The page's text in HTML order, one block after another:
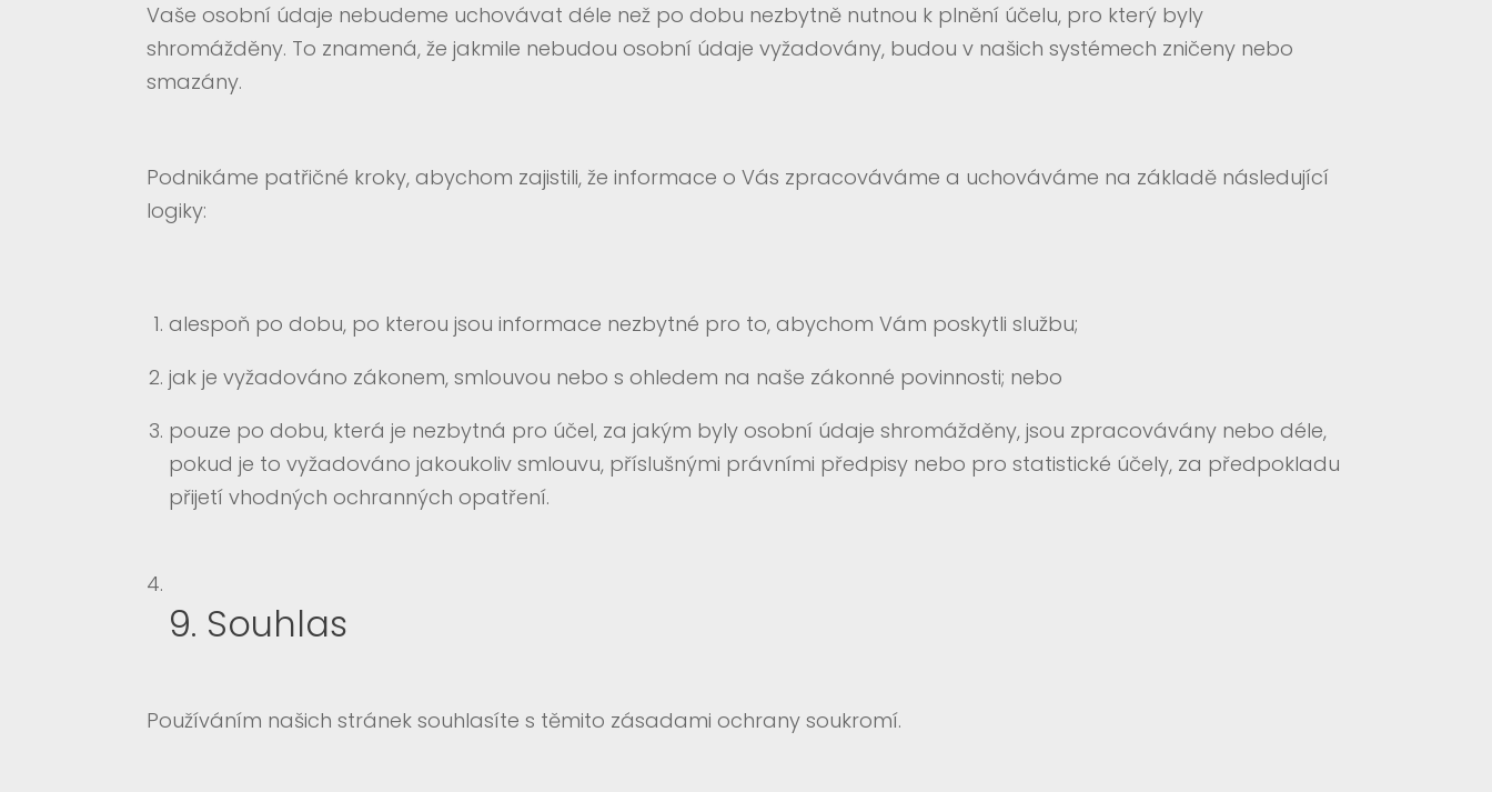
Vaše osobní údaje nebudeme uchovávat déle než po dobu nezbytně nutnou k plnění účelu, pro který byly
shromážděny. To znamená, že jakmile nebudou osobní údaje vyžadovány, budou v našich systémech zničeny nebo
smazány.
Podnikáme patřičné kroky, abychom zajistili, že informace o Vás zpracováváme a uchováváme na základě následující
logiky:
alespoň po dobu, po kterou jsou informace nezbytné pro to, abychom Vám poskytli službu;
jak je vyžadováno zákonem, smlouvou nebo s ohledem na naše zákonné povinnosti; nebo
pouze po dobu, která je nezbytná pro účel, za jakým byly osobní údaje shromážděny, jsou zpracovávány nebo déle,
pokud je to vyžadováno jakoukoliv smlouvu, příslušnými právními předpisy nebo pro statistické účely, za předpokladu
přijetí vhodných ochranných opatření.
9. Souhlas
Používáním našich stránek souhlasíte s těmito zásadami ochrany soukromí.